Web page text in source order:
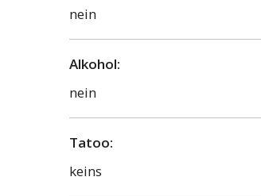
nein
Alkohol:
nein
Tatoo:
keins